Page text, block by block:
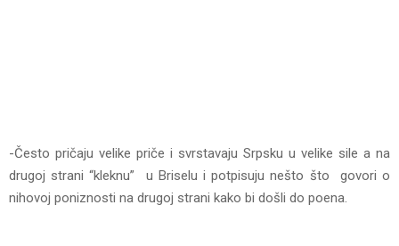
-Često pričaju velike priče i svrstavaju Srpsku u velike sile a na
drugoj strani “kleknu” u Briselu i potpisuju nešto što govori o
nihovoj poniznosti na drugoj strani kako bi došli do poena.